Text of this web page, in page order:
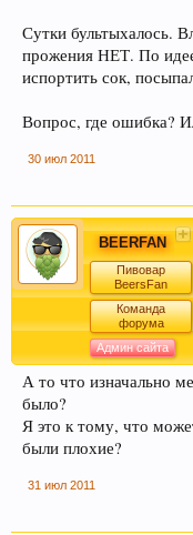
Пиво богато
приходят из
Пиво содержит
нам
мышечный тонус,
сердечно-
Сутки бультыхалось.
прожения НЕТ. По
испортить сок,
Вопрос, где ошибка?
30 июл 2011
BEERFAN
Пивовар
BeersFan
Команда
форума
Админ сайта
А то что изначально
было?
Я это к тому, что
были плохие?
31 июл 2011